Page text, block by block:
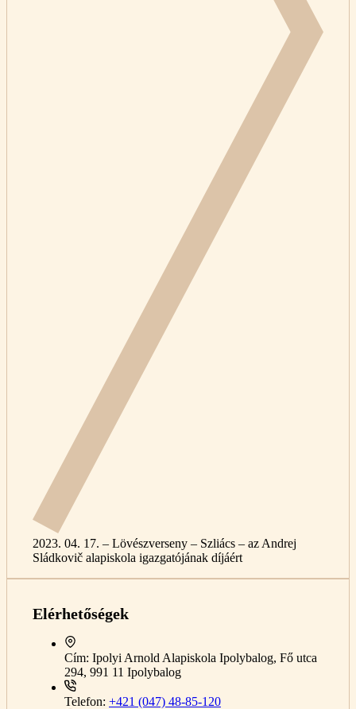
2023. 04. 17. – Lövészverseny – Szliács – az Andrej
Sládkovič alapiskola igazgatójának díjáért
Elérhetőségek
Cím: Ipolyi Arnold Alapiskola Ipolybalog, Fő utca
294, 991 11 Ipolybalog
Telefon: +421 (047) 48-85-120